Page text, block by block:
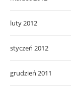
luty 2012
styczeń 2012
grudzień 2011